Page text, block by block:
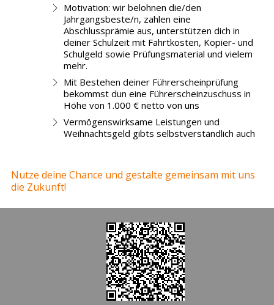
Motivation: wir belohnen die/den
Jahrgangsbeste/n, zahlen eine
Abschlussprämie aus, unterstützen dich in
deiner Schulzeit mit Fahrtkosten, Kopier- und
Schulgeld sowie Prüfungsmaterial und vielem
mehr.
Mit Bestehen deiner Führerscheinprüfung
bekommst dun eine Führerscheinzuschuss in
Höhe von 1.000 € netto von uns
Vermögenswirksame Leistungen und
Weihnachtsgeld gibts selbstverständlich auch
Nutze deine Chance und gestalte gemeinsam mit uns
die Zukunft!